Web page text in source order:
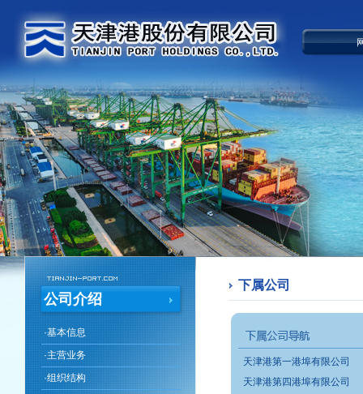
公司介绍
·基本信息
·主营业务
·组织结构
下属公司
天津港第一港埠有限公司
天津港第四港埠有限公司